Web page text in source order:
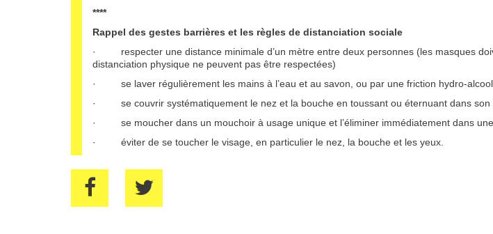
****
Rappel des gestes barrières et les règles de distanciation sociale
· respecter une distance minimale d’un mètre entre deux personnes (les masques
distanciation physique ne peuvent pas être respectées)
· se laver régulièrement les mains à l’eau et au savon, ou par une friction hydro-
· se couvrir systématiquement le nez et la bouche en toussant ou éternuant dans son
· se moucher dans un mouchoir à usage unique et l’éliminer immédiatement dans
· éviter de se toucher le visage, en particulier le nez, la bouche et les yeux.